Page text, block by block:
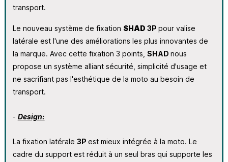
transport.
Le nouveau système de fixation SHAD 3P pour valise
latérale est l'une des améliorations les plus innovantes de
la marque. Avec cette fixation 3 points, SHAD nous
propose un système alliant sécurité, simplicité d'usage et
ne sacrifiant pas l'esthétique de la moto au besoin de
transport.
- Design:
La fixation latérale 3P est mieux intégrée à la moto. Le
cadre du support est réduit à un seul bras qui supporte les